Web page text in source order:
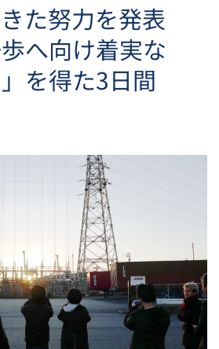
せ
た努力を発表
へ向け着実な
」を得た3日間